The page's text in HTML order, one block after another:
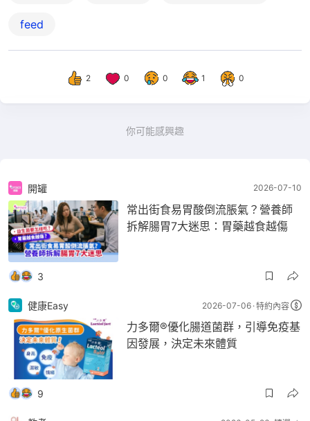
feed
2 0 0 1 0
你可能感興趣
開罐 2026-07-10
常出街食易胃酸倒流脹氣？營養師
拆解腸胃7大迷思：胃藥越食越傷
3
健康Easy 2026-07-06 特約內容
力多爾®優化腸道菌群，引導免疫基
因發展，決定未來體質
9